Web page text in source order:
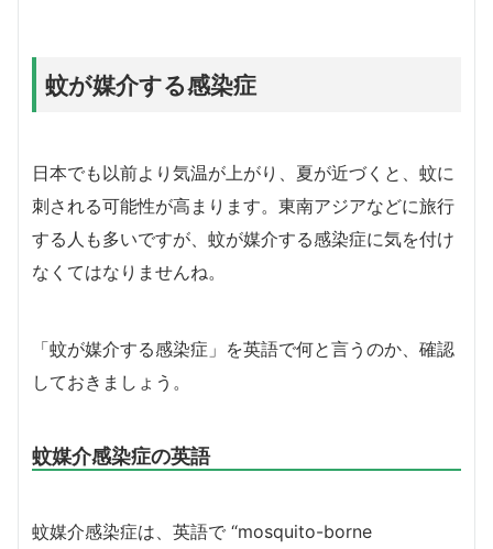
蚊が媒介する感染症
日本でも以前より気温が上がり、夏が近づくと、蚊に
刺される可能性が高まります。東南アジアなどに旅行
する人も多いですが、蚊が媒介する感染症に気を付け
なくてはなりませんね。
「蚊が媒介する感染症」を英語で何と言うのか、確認
しておきましょう。
蚊媒介感染症の英語
蚊媒介感染症は、英語で “mosquito-borne